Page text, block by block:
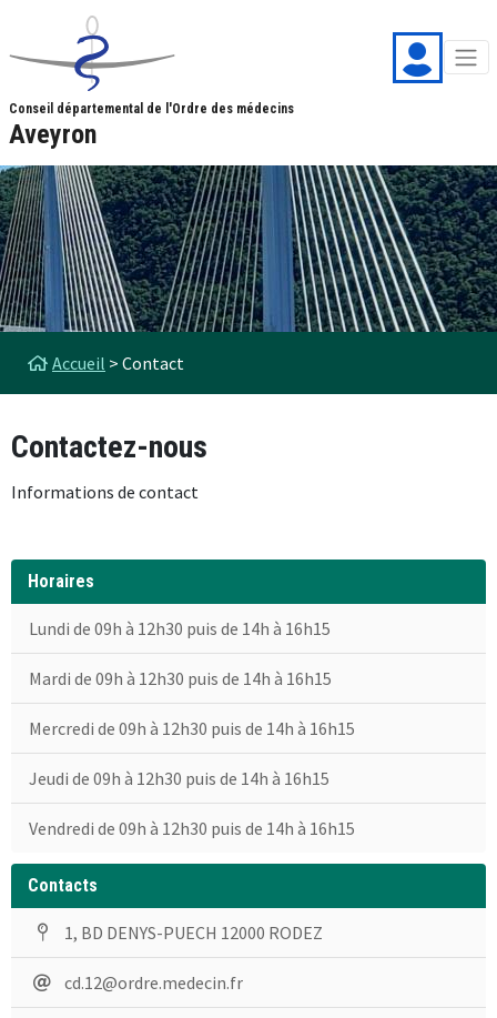
Aller au contenu principal
Conseil départemental de l'Ordre des médecins
Aveyron
Fil d'Ariane
Accueil Contact
Contactez-nous
Informations de contact
Horaires
Lundi de 09h à 12h30 puis de 14h à 16h15
Mardi de 09h à 12h30 puis de 14h à 16h15
Mercredi de 09h à 12h30 puis de 14h à 16h15
Jeudi de 09h à 12h30 puis de 14h à 16h15
Vendredi de 09h à 12h30 puis de 14h à 16h15
Contacts
1, BD DENYS-PUECH 12000 RODEZ
cd.12@ordre.medecin.fr
Panneau de gestion des cookies